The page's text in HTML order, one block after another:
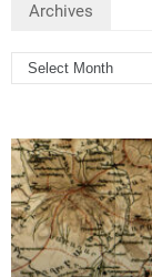
Archives